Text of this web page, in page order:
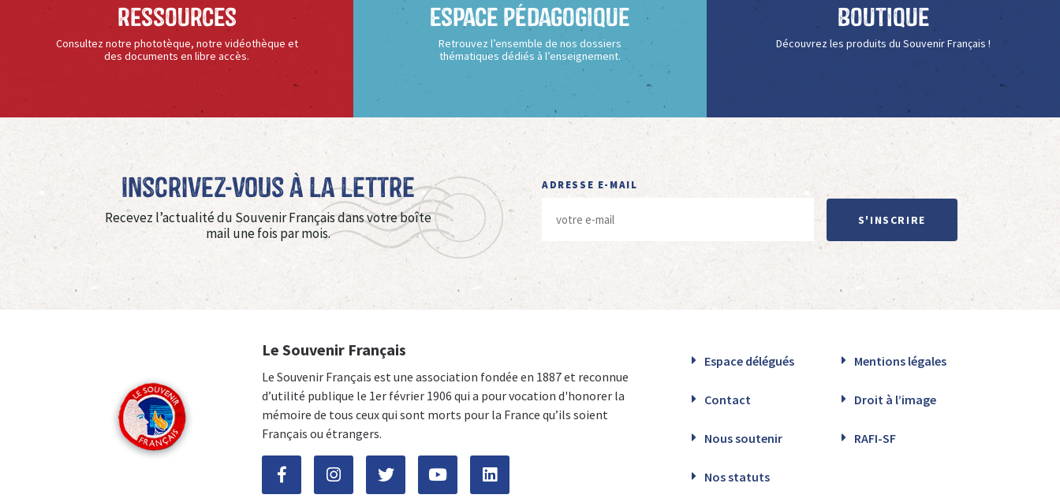
Ressources
Consultez notre phototèque, notre vidéothèque et
des documents en libre accès.
Espace Pédagogique
Retrouvez l’ensemble de nos dossiers
thématiques dédiés à l’enseignement.
Boutique
Découvrez les produits du Souvenir Français !
Inscrivez-vous à La Lettre
Recevez l’actualité du Souvenir Français dans votre boîte
mail une fois par mois.
ADRESSE E-MAIL
S'INSCRIRE
Le Souvenir Français
Le Souvenir Français est une association fondée en 1887 et reconnue
d’utilité publique le 1er février 1906 qui a pour vocation d'honorer la
mémoire de tous ceux qui sont morts pour la France qu’ils soient
Français ou étrangers.
Espace délégués Mentions légales
Contact Droit à l’image
Nous soutenir RAFI-SF
Nos statuts